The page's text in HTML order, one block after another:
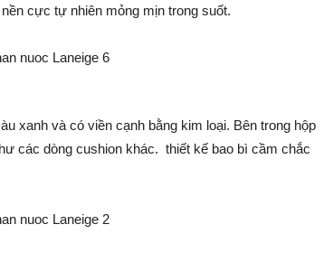
cực tự nhiên mỏng mịn trong suốt.
xanh và có viền cạnh bằng kim loại. Bên trong hộp
các dòng cushion khác. thiết kế bao bì cầm chắc